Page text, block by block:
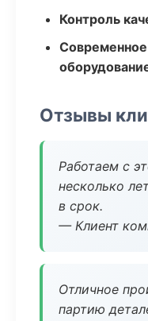
Контроль
Отзывы
Работаем с
несколько
в срок.
— Клиент
Отличное
партию